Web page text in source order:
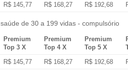
R$ 145,77 R$ 168,27 R$ 192,68
de 30 a 199 vidas - compulsório
Premium
Top 3 X
Premium
Top 4 X
Premium
Top 5 X
R$ 145,77 R$ 168,27 R$ 192,68